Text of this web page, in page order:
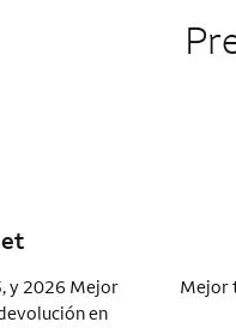
y 2026 Mejor
en
Mejor